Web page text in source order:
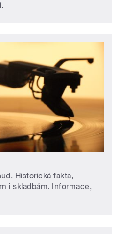
Historická fakta,
i skladbám. Informace,